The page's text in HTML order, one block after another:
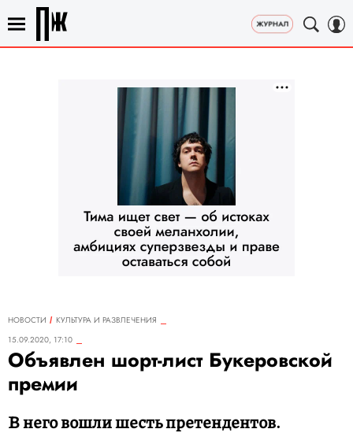
НОВОСТИ
КУЛЬТУРА И РАЗВЛЕЧЕНИЯ
15.09.2020, 17:10
Объявлен шорт-лист Букеровской
премии
В него вошли шесть претендентов.